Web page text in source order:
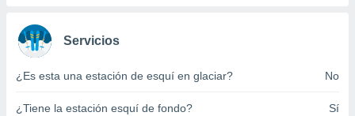
en
Servicios
¿Es esta una estación de esquí en glaciar? No
¿Tiene la estación esquí de fondo? Sí